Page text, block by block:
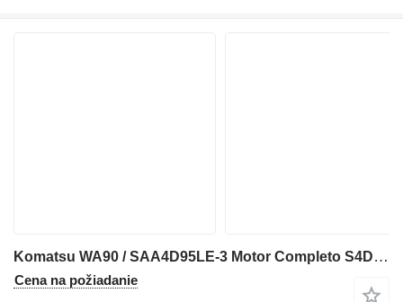
Komatsu WA90 / SAA4D95LE-3 Motor Completo S4D95LE-3 KM125832U na kolesového nakladača Komatsu WA90
Cena na požiadanie